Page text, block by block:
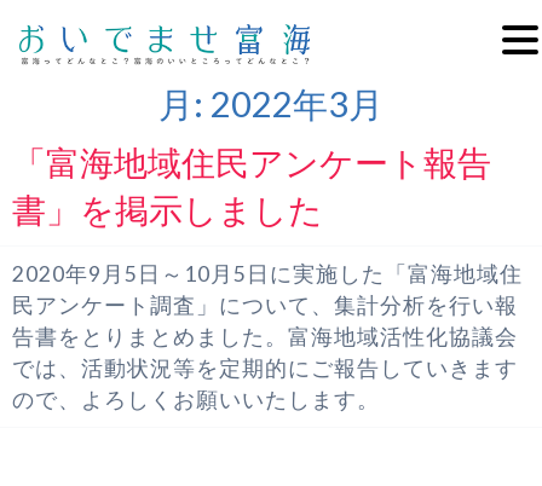
月: 2022年3月
「富海地域住民アンケート報告
書」を掲示しました
2020年9月5日～10月5日に実施した「富海地域住
民アンケート調査」について、集計分析を行い報
告書をとりまとめました。富海地域活性化協議会
では、活動状況等を定期的にご報告していきます
ので、よろしくお願いいたします。